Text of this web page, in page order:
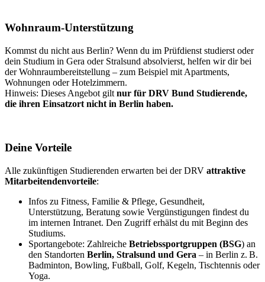
Wohnraum-Unterstützung
Kommst du nicht aus Berlin? Wenn du im Prüfdienst studierst oder
dein Studium in Gera oder Stralsund absolvierst, helfen wir dir bei
der Wohnraumbereitstellung – zum Beispiel mit Apartments,
Wohnungen oder Hotelzimmern.
Hinweis: Dieses Angebot gilt nur für DRV Bund Studierende,
die ihren Einsatzort nicht in Berlin haben.
Deine Vorteile
Alle zukünftigen Studierenden erwarten bei der DRV attraktive
Mitarbeitendenvorteile:
Infos zu Fitness, Familie & Pflege, Gesundheit,
Unterstützung, Beratung sowie Vergünstigungen findest du
im internen Intranet. Den Zugriff erhälst du mit Beginn des
Studiums.
Sportangebote: Zahlreiche Betriebssportgruppen (BSG) an
den Standorten Berlin, Stralsund und Gera – in Berlin z. B.
Badminton, Bowling, Fußball, Golf, Kegeln, Tischtennis oder
Yoga.